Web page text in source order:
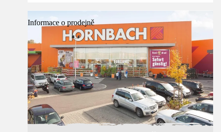
Informace o prodejně